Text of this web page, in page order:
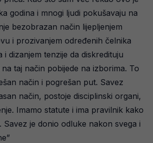
godina i mnogi ljudi pokušavaju na
bezobrazan način lijepljenjem
i prozivanjem određenih čelnika
dizanjem tenzije da diskredituju
taj način pobijede na izborima. To
način i pogrešan put. Savez
način, postoje disciplinski organi,
Imamo statute i ima pravilnik kako
je donio odluke nakon svega i